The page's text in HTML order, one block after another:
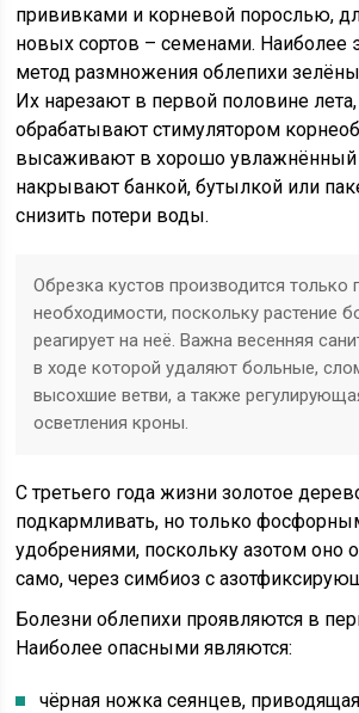
прививками и корневой порослью,
новых сортов – семенами. Наиболее
метод размножения облепихи
Их нарезают в первой половине
обрабатывают стимулятором
высаживают в хорошо увлажнённый
накрывают банкой, бутылкой или
снизить потери воды.
Обрезка кустов производится только
необходимости, поскольку растение
реагирует на неё. Важна весенняя
в ходе которой удаляют больные,
высохшие ветви, а также
осветления кроны.
С третьего года жизни золотое
подкармливать, но только
удобрениями, поскольку азотом оно
само, через симбиоз с
Болезни облепихи проявляются в
Наиболее опасными являются:
чёрная ножка сеянцев,